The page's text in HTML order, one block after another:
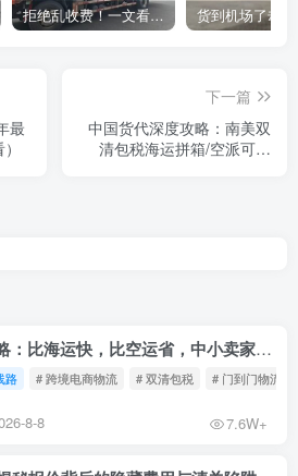
拒绝乱收费！一文看懂中国货代计费套路，教你避开所有隐形坑
最
下一篇
中国货代深度攻略：南美双
清包税海运拼箱/空派可选
中欧班列拼箱LCL全攻略：比海运快，比空运省，中小卖家的物流新宠！
路 # 跨境电商物流 # 双清包税 # 门到门物流
8-8 7.6W+